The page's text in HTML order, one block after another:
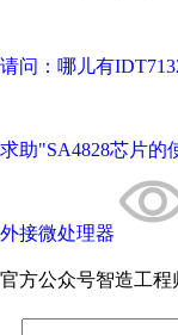
请问：哪儿有
求助"SA4828芯片的
外接微处理器
官方公众号智造工程